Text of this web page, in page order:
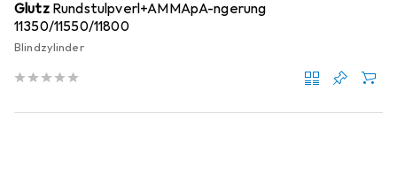
Glutz Rundstulpverl+AMMApA-ngerung
11350/11550/11800
Blindzylinder